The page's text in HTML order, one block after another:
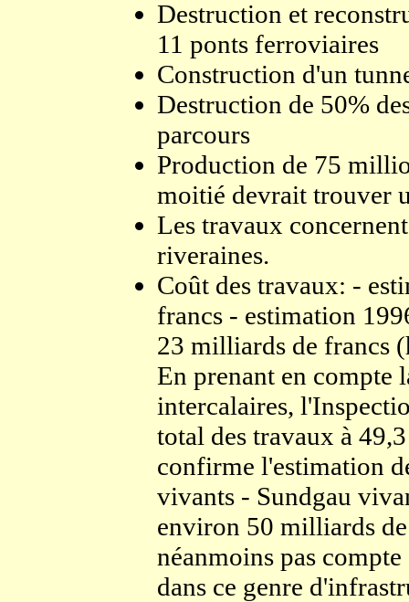
Destruction et
11 ponts ferroviaires
Construction d'un
Destruction de 50%
parcours
Production de 75
moitié devrait trouver
Les travaux
riveraines.
Coût des travaux: -
francs - estimation
23 milliards de francs
En prenant en compte
intercalaires,
total des travaux à
confirme l'estimation
vivants - Sundgau
environ 50 milliards
néanmoins pas
dans ce genre